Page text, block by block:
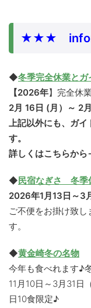
★★★
◆冬季完全休業と
【2026年】完全休業
2月 16日 (月）～ 2
上記以外にも、ガイ
す。
詳しくはこちらか
◆ 民宿なぎさ 冬季
2026年1月13日～3
ご不便をお掛け致
す。
◆黄金崎冬の名物
今年も食べれます♪
11月10日～3月31日
日10食限定♪